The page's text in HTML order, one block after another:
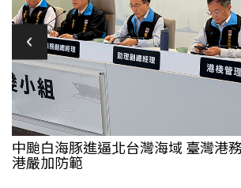
中颱白海豚進逼北台灣海域 臺灣港
港嚴加防範